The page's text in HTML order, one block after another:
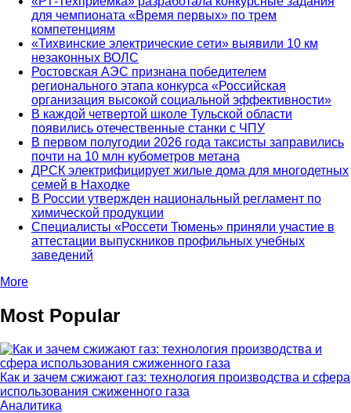
для чемпионата «Время первых» по трем
компетенциям
«Тихвинские электрические сети» выявили 10 км
незаконных ВОЛС
Ростовская АЭС признана победителем
регионального этапа конкурса «Российская
организация высокой социальной эффективности»
В каждой четвертой школе Тульской области
появились отечественные станки с ЧПУ
В первом полугодии 2026 года таксисты заправились
почти на 10 млн кубометров метана
ДРСК электрифицирует жилые дома для многодетных
семей в Находке
В России утвержден национальный регламент по
химической продукции
Специалисты «Россети Тюмень» приняли участие в
аттестации выпускников профильных учебных
заведений
More
Most Popular
Как и зачем сжижают газ: технология производства и сфера
использования сжиженного газа
Аналитика